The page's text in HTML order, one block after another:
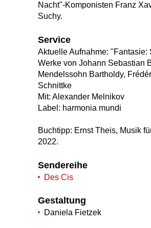
Nacht"-Komponisten Franz
Suchy.
Service
Aktuelle Aufnahme:
Werke von Johann Sebastian
Mendelssohn Bartholdy,
Schnittke
Mit: Alexander Melnikov
Label: harmonia mundi
Buchtipp: Ernst Theis, Musik
2022.
Sendereihe
Des Cis
Gestaltung
Daniela Fietzek